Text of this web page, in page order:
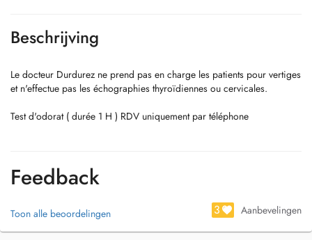
Beschrijving
Le docteur Durdurez ne prend pas en charge les patients pour vertiges
et n'effectue pas les échographies thyroïdiennes ou cervicales.
Test d'odorat ( durée 1 H ) RDV uniquement par téléphone
Feedback
Toon alle beoordelingen 3 Aanbevelingen